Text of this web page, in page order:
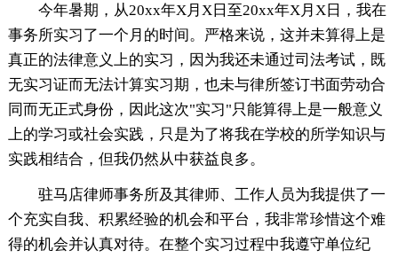
今年暑期，从20xx年X月X日至20xx年X月X日，我在
事务所实习了一个月的时间。严格来说，这并未算得上是
真正的法律意义上的实习，因为我还未通过司法考试，既
无实习证而无法计算实习期，也未与律所签订书面劳动合
同而无正式身份，因此这次"实习"只能算得上是一般意义
上的学习或社会实践，只是为了将我在学校的所学知识与
实践相结合，但我仍然从中获益良多。
驻马店律师事务所及其律师、工作人员为我提供了一
个充实自我、积累经验的机会和平台，我非常珍惜这个难
得的机会并认真对待。在整个实习过程中我遵守单位纪